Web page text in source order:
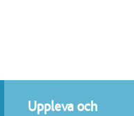
Uppleva och